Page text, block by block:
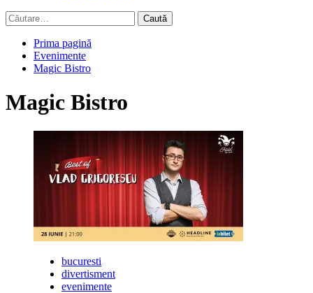
Caută
după:
Prima pagină
Evenimente
Magic Bistro
Magic Bistro
bucuresti
divertisment
evenimente